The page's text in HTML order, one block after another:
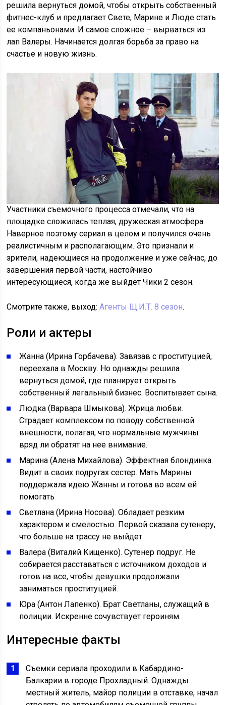
решила вернуться домой, чтобы открыть собственный
фитнес-клуб и предлагает Свете, Марине и Люде стать
ее компаньонами. И самое сложное – вырваться из
лап Валеры. Начинается долгая борьба за право на
счастье и новую жизнь.
Участники съемочного процесса отмечали, что на
площадке сложилась теплая, дружеская атмосфера.
Наверное поэтому сериал в целом и получился очень
реалистичным и располагающим. Это признали и
зрители, надеющиеся на продолжение и уже сейчас, до
завершения первой части, настойчиво
интересующиеся, когда же выйдет Чики 2 сезон.
Смотрите также, выход:Агенты Щ.И.Т. 8 сезон.
Роли и актеры
Жанна (Ирина Горбачева). Завязав с проституцией,
переехала в Москву. Но однажды решила
вернуться домой, где планирует открыть
собственный легальный бизнес. Воспитывает сына.
Людка (Варвара Шмыкова). Жрица любви.
Страдает комплексом по поводу собственной
внешности, полагая, что нормальные мужчины
вряд ли обратят на нее внимание.
Марина (Алена Михайлова). Эффектная блондинка.
Видит в своих подругах сестер. Мать Марины
поддержала идею Жанны и готова во всем ей
помогать
Светлана (Ирина Носова). Обладает резким
характером и смелостью. Первой сказала сутенеру,
что больше на трассу не выйдет
Валера (Виталий Кищенко). Сутенер подруг. Не
собирается расставаться с источником доходов и
готов на все, чтобы девушки продолжали
заниматься проституцией.
Юра (Антон Лапенко). Брат Светланы, служащий в
полиции. Искренне сочувствует героиням.
Интересные факты
Съемки сериала проходили в Кабардино-
Балкарии в городе Прохладный. Однажды
местный житель, майор полиции в отставке, начал